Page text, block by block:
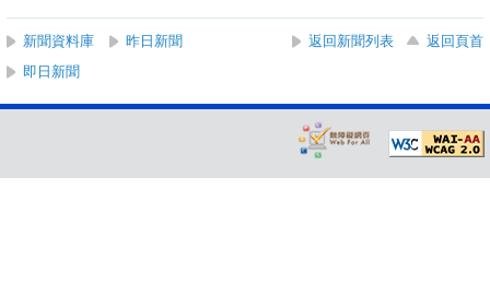
新聞資料庫 昨日新聞 返回新聞列表
返回頁首
即日新聞